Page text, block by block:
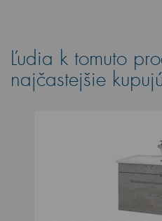
Ľudia k tomuto
najčastejšie